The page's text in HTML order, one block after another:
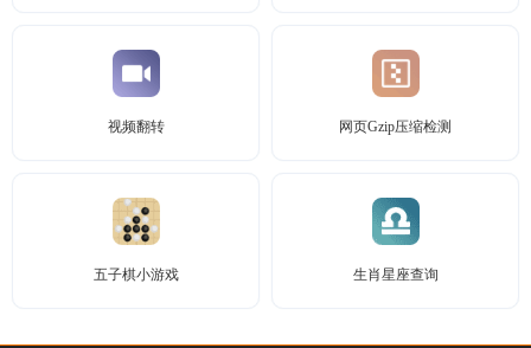
视频翻转 网页Gzip压缩检测
五子棋小游戏 生肖星座查询